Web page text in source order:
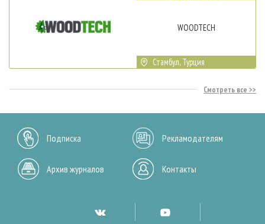
WOODTECH
Стамбул, Турция
Смотреть все
Подписка Рекламодателям
Архив журналов Контакты